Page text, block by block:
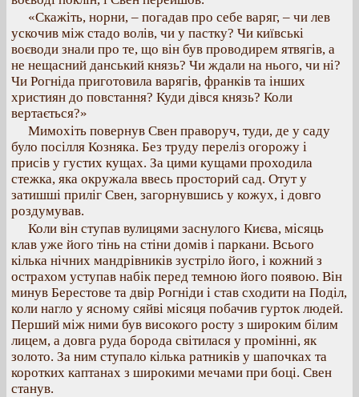
«Скажіть, норни, – погадав про себе варяг, – чи лев
ускочив між стадо волів, чи у пастку? Чи київські
воєводи знали про те, що він був проводирем ятвягів, а
не нещасний данський князь? Чи ждали на нього, чи ні?
Чи Рогніда приготовила варягів, франків та інших
християн до повстання? Куди дівся князь? Коли
вертається?»
Мимохіть повернув Свен праворуч, туди, де у саду
було посілля Козняка. Без труду переліз огорожу і
присів у густих кущах. За цими кущами проходила
стежка, яка окружала ввесь просторий сад. Отут у
затишші приліг Свен, загорнувшись у кожух, і довго
роздумував.
Коли він ступав вулицями заснулого Києва, місяць
клав уже його тінь на стіни домів і паркани. Всього
кілька нічних мандрівників зустріло його, і кожний з
острахом уступав набік перед темною його появою. Він
минув Берестове та двір Рогніди і став сходити на Поділ,
коли нагло у ясному сяйві місяця побачив гурток людей.
Перший між ними був високого росту з широким білим
лицем, а довга руда борода світилася у промінні, як
золото. За ним ступало кілька ратників у шапочках та
коротких каптанах з широкими мечами при боці. Свен
станув.